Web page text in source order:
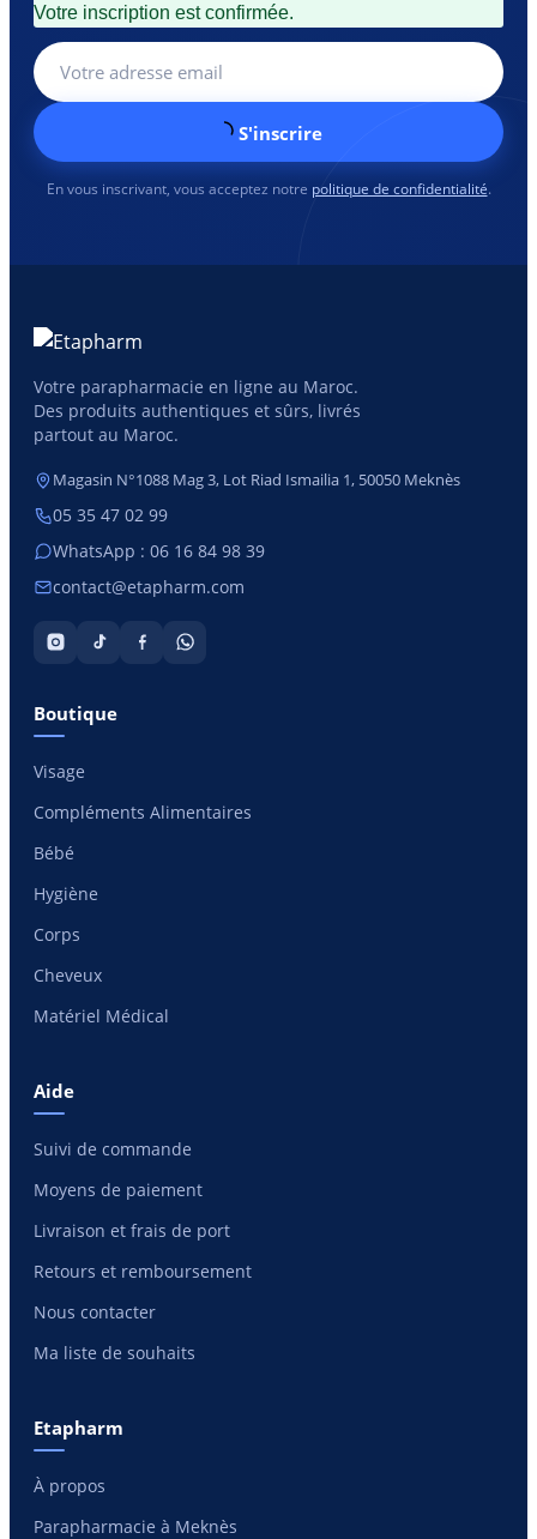
Votre inscription est confirmée.
S'inscrire
En vous inscrivant, vous acceptez notre politique de confidentialité.
Votre parapharmacie en ligne au Maroc.
Des produits authentiques et sûrs, livrés
partout au Maroc.
Magasin N°1088 Mag 3, Lot Riad Ismailia 1, 50050 Meknès
05 35 47 02 99
WhatsApp : 06 16 84 98 39
contact@etapharm.com
Boutique
Visage
Compléments Alimentaires
Bébé
Hygiène
Corps
Cheveux
Matériel Médical
Aide
Suivi de commande
Moyens de paiement
Livraison et frais de port
Retours et remboursement
Nous contacter
Ma liste de souhaits
Etapharm
À propos
Parapharmacie à Meknès